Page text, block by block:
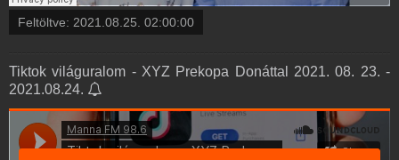
Feltöltve: 2021.08.25. 02:00:00
Tiktok világuralom - XYZ Prekopa Donáttal 2021. 08. 23. -
2021.08.24.